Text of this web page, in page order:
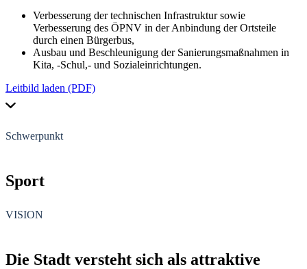
Verbesserung der technischen Infrastruktur sowie
Verbesserung des ÖPNV in der Anbindung der Ortsteile
durch einen Bürgerbus,
Ausbau und Beschleunigung der Sanierungsmaßnahmen in
Kita, -Schul,- und Sozialeinrichtungen.
Leitbild laden (PDF)
Schwerpunkt
Sport
VISION
Die Stadt versteht sich als attraktive